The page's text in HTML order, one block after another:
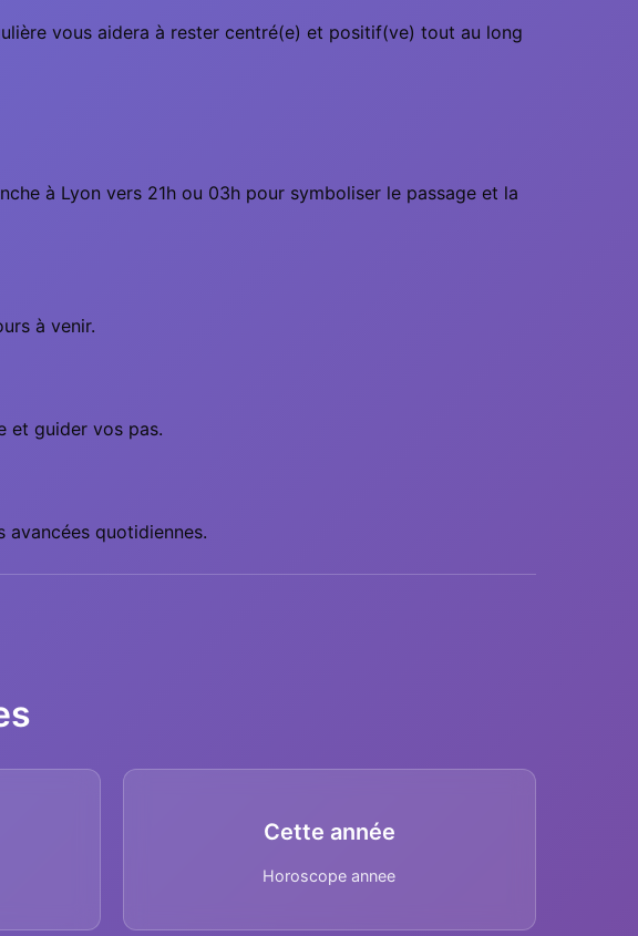
vous aidera à rester centré(e) et positif(ve) tout au long
à Lyon vers 21h ou 03h pour symboliser le passage et la
à venir.
et guider vos pas.
avancées quotidiennes.
Cette année
Horoscope annee